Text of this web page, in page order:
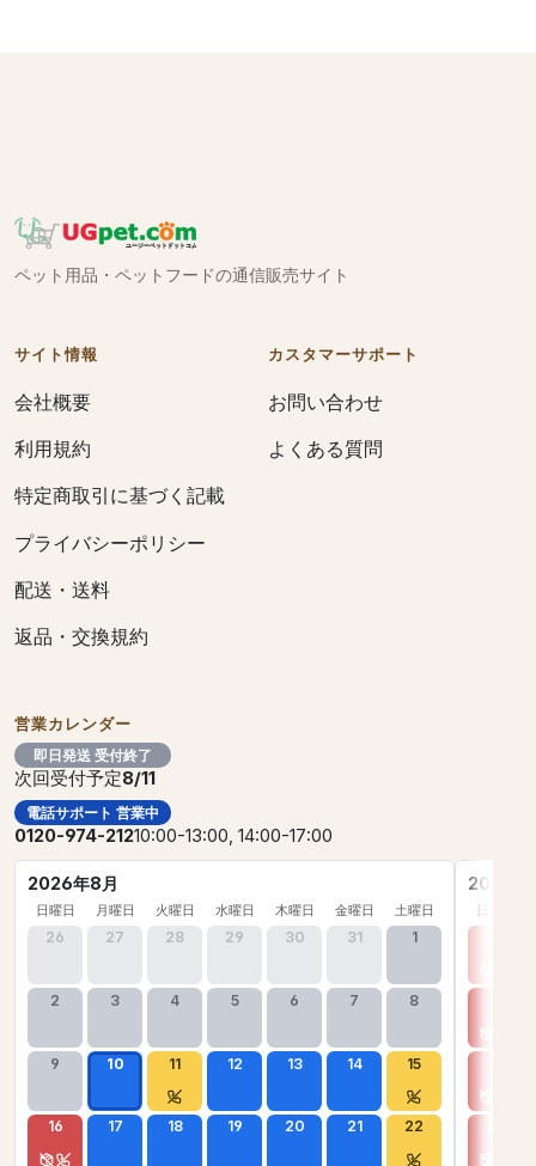
ペット用品・ペットフードの通信販売サイト
サイト情報
会社概要
利用規約
特定商取引に基づく記載
プライバシーポリシー
配送・送料
返品・交換規約
カスタマーサポート
お問い合わせ
よくある質問
営業カレンダー
即日発送 受付終了
次回受付予定8/11
電話サポート 営業中
0120-974-21210:00-13:00, 14:00-17:00
2026年8月
日曜日 月曜日 火曜日 水曜日 木曜日 金曜日 土曜日
26 27 28 29 30 31 1
2 3 4 5 6 7 8
9 10 11 12 13 14 15
16 17 18 19 20 21 22
2026年
日曜日